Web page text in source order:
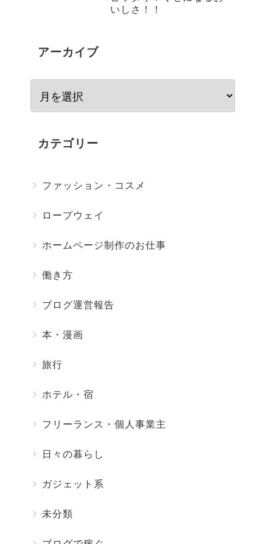
いしさ！！
アーカイブ
カテゴリー
ファッション・コスメ
ロープウェイ
ホームページ制作のお仕事
働き方
ブログ運営報告
本・漫画
旅行
ホテル・宿
フリーランス・個人事業主
日々の暮らし
ガジェット系
未分類